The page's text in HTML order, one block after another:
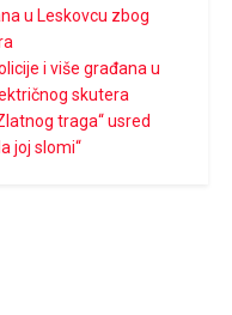
u Leskovcu zbog
i više građana u
skutera
traga“ usred
joj slomi“